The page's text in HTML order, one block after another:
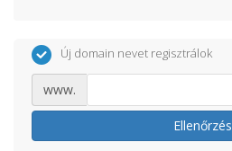
Új domain nevet regisztrálok
www.
Ellenőrzés